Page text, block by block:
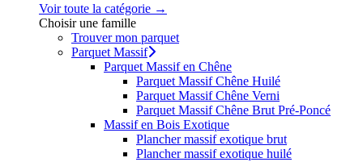
Voir toute la catégorie →
Choisir une famille
Trouver mon parquet
Parquet Massif
Parquet Massif en Chêne
Parquet Massif Chêne Huilé
Parquet Massif Chêne Verni
Parquet Massif Chêne Brut Pré-Poncé
Massif en Bois Exotique
Plancher massif exotique brut
Plancher massif exotique huilé